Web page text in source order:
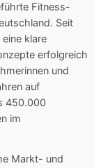
Fitness-
Seit
klare
erfolgreich
und
auf
450.000
im
Markt- und